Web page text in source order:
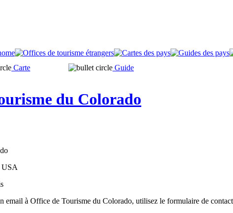
Carte Guide
du Colorado
USA
email à Office de Tourisme du Colorado, utilisez le formulaire de